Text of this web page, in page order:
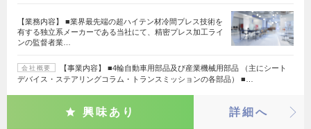
【業務内容】 ■業界最先端の超ハイテン材冷間プレス技術を
有する独立系メーカーである当社にて、精密プレス加工ライ
ンの監督者業…
会社概要
【事業内容】 ■4輪自動車用部品及び産業機械用部品 （主にシート
デバイス・ステアリングコラム・トランスミッションの各部品） ■…
興味あり 詳細へ